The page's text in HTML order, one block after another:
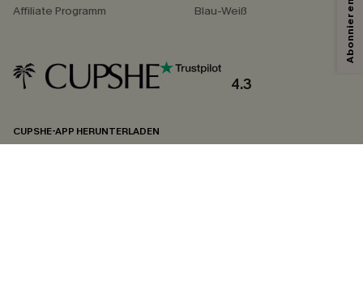
Affiliate Programm
Blau-Weiß
4.3
CUPSHE-APP HERUNTERLADEN